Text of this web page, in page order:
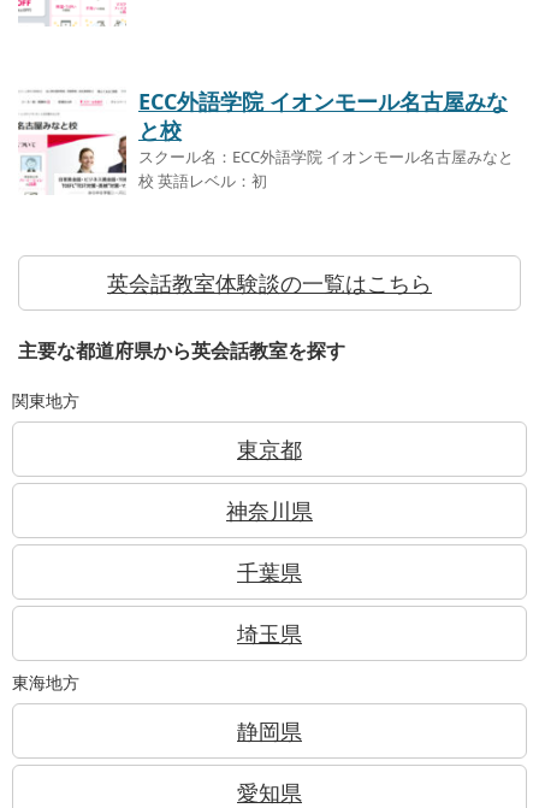
ECC外語学院 イオンモール名古屋みな
と校
スクール名：ECC外語学院 イオンモール名古屋みなと
校 英語レベル：初
英会話教室体験談の一覧はこちら
主要な都道府県から英会話教室を探す
関東地方
東京都
神奈川県
千葉県
埼玉県
東海地方
静岡県
愛知県